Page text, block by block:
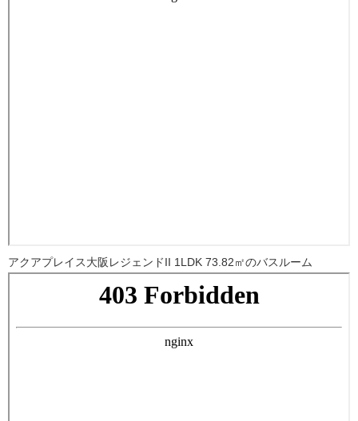
アクアプレイス大阪レジェンドII 1LDK 73.82㎡のバスルーム